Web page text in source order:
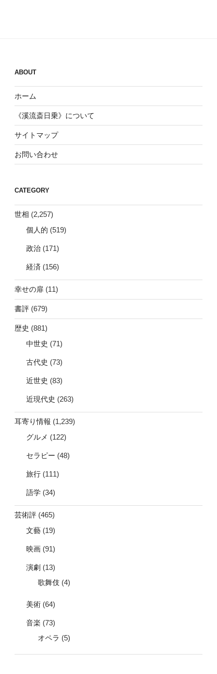
ABOUT
ホーム
《溪流斎日乗》について
サイトマップ
お問い合わせ
CATEGORY
世相 (2,257)
個人的 (519)
政治 (171)
経済 (156)
幸せの扉 (11)
書評 (679)
歴史 (881)
中世史 (71)
古代史 (73)
近世史 (83)
近現代史 (263)
耳寄り情報 (1,239)
グルメ (122)
セラピー (48)
旅行 (111)
語学 (34)
芸術評 (465)
文藝 (19)
映画 (91)
演劇 (13)
歌舞伎 (4)
美術 (64)
音楽 (73)
オペラ (5)